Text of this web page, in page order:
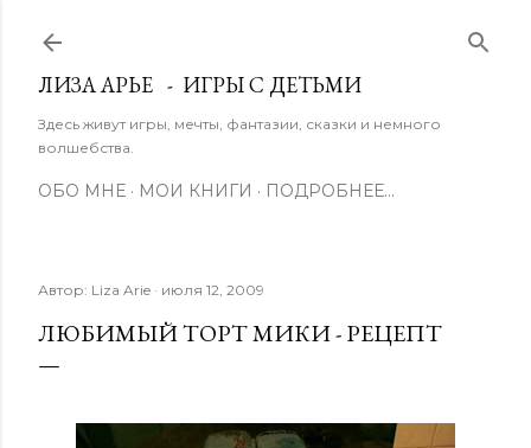
ЛИЗА АРЬЕ - ИГРЫ С ДЕТЬМИ
Здесь живут игры, мечты, фантазии, сказки и немного
волшебства.
ОБО МНЕ МОИ КНИГИ ПОДРОБНЕЕ…
Автор: Liza Arie июля 12, 2009
ЛЮБИМЫЙ ТОРТ МИКИ - РЕЦЕПТ